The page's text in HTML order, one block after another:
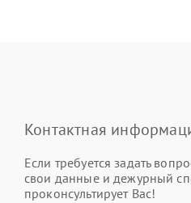
Контактная
Если требуется задать
свои данные и дежурный
проконсультирует Вас!